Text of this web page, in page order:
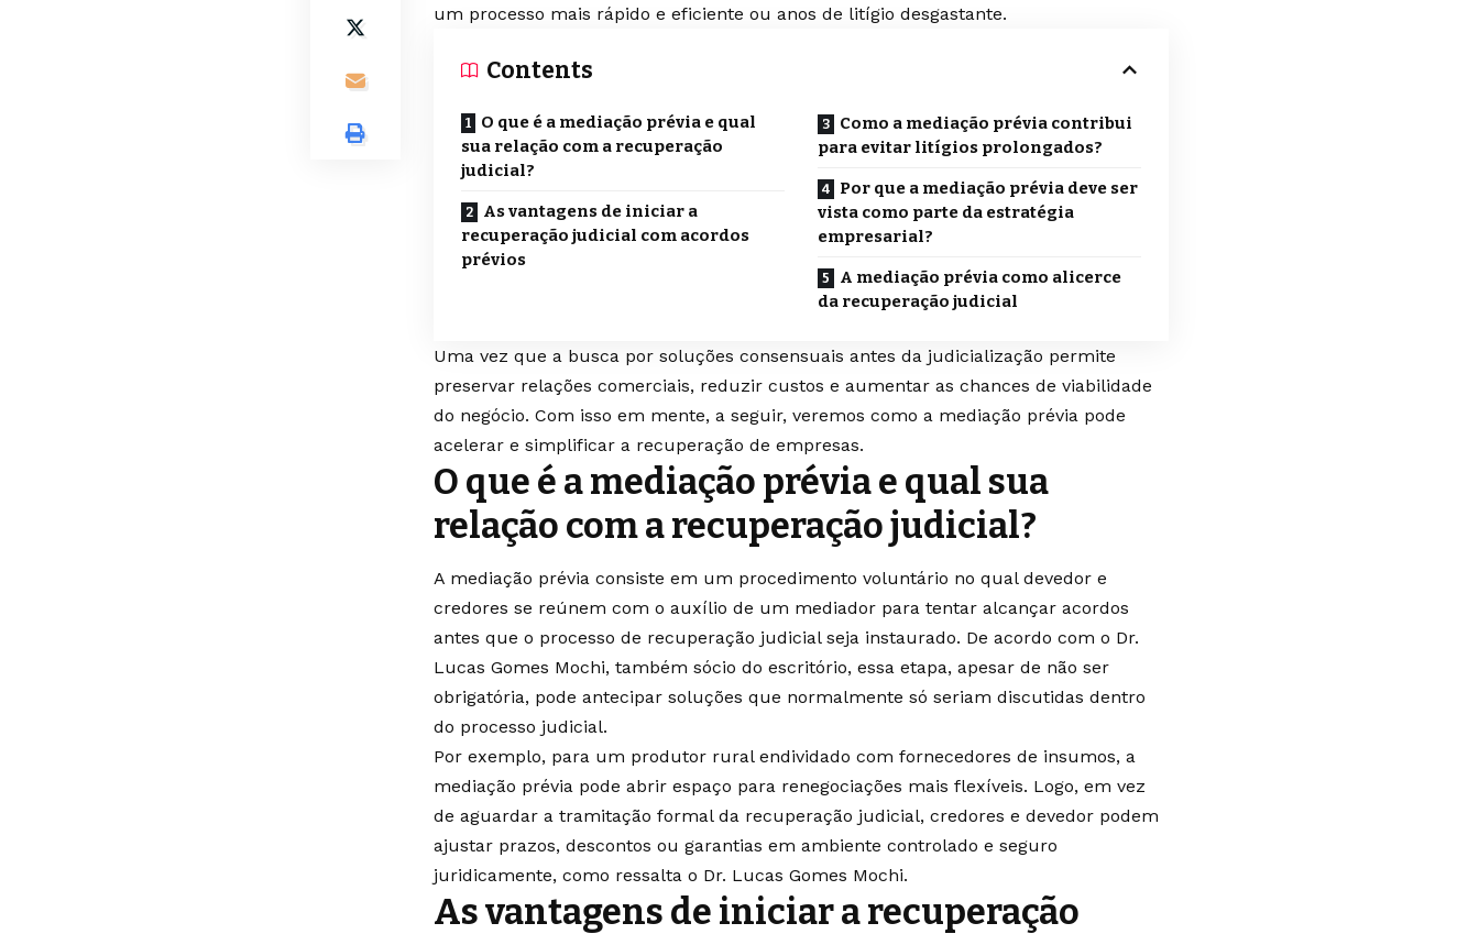
um processo mais rápido e eficiente ou anos de litígio desgastante.
Contents
O que é a mediação prévia e qual
sua relação com a recuperação
judicial?
As vantagens de iniciar a
recuperação judicial com acordos
prévios
Como a mediação prévia contribui
para evitar litígios prolongados?
Por que a mediação prévia deve ser
vista como parte da estratégia
empresarial?
A mediação prévia como alicerce
da recuperação judicial
Uma vez que a busca por soluções consensuais antes da judicialização permite
preservar relações comerciais, reduzir custos e aumentar as chances de viabilidade
do negócio. Com isso em mente, a seguir, veremos como a mediação prévia pode
acelerar e simplificar a recuperação de empresas.
O que é a mediação prévia e qual sua
relação com a recuperação judicial?
A mediação prévia consiste em um procedimento voluntário no qual devedor e
credores se reúnem com o auxílio de um mediador para tentar alcançar acordos
antes que o processo de recuperação judicial seja instaurado. De acordo com o Dr.
Lucas Gomes Mochi, também sócio do escritório, essa etapa, apesar de não ser
obrigatória, pode antecipar soluções que normalmente só seriam discutidas dentro
do processo judicial.
Por exemplo, para um produtor rural endividado com fornecedores de insumos, a
mediação prévia pode abrir espaço para renegociações mais flexíveis. Logo, em vez
de aguardar a tramitação formal da recuperação judicial, credores e devedor podem
ajustar prazos, descontos ou garantias em ambiente controlado e seguro
juridicamente, como ressalta o Dr. Lucas Gomes Mochi.
As vantagens de iniciar a recuperação